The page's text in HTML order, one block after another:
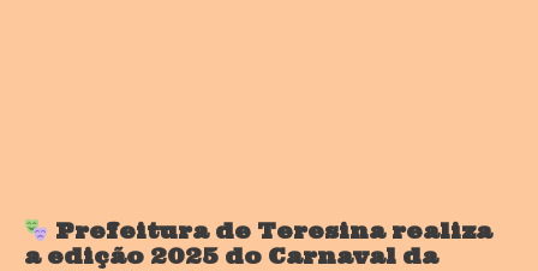
Prefeitura de Teresina realiza
a edição 2025 do Carnaval da